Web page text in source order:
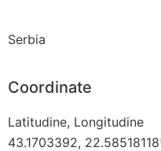
Serbia
Coordinate
Latitudine, Longitudine
43.1703392, 22.58518118